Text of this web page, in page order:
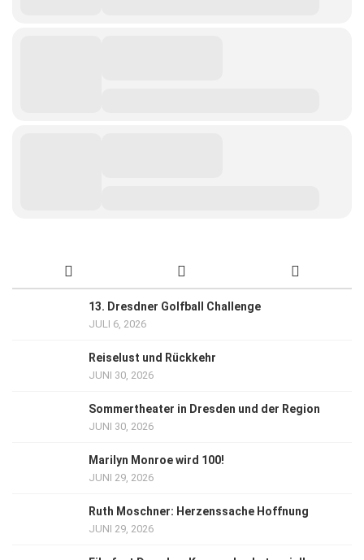
13. Dresdner Golfball Challenge
JULI 6, 2026
Reiselust und Rückkehr
JUNI 30, 2026
Sommertheater in Dresden und der Region
JUNI 30, 2026
Marilyn Monroe wird 100!
JUNI 29, 2026
Ruth Moschner: Herzenssache Hoffnung
JUNI 29, 2026